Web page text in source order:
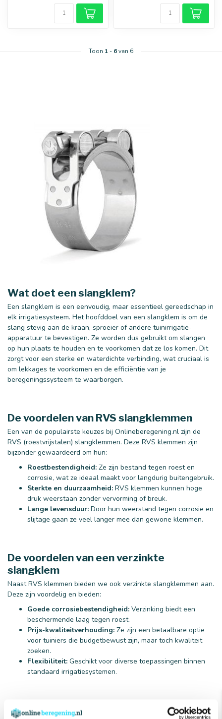
Toon 1 - 6van 6
Wat doet een slangklem?
Een slangklem is een eenvoudig, maar essentieel gereedschap in
elk irrigatiesysteem. Het hoofddoel van een slangklem is om de
slang stevig aan de kraan, sproeier of andere tuinirrigatie-
apparatuur te bevestigen. Ze worden dus gebruikt om slangen
op hun plaats te houden en te voorkomen dat ze los komen. Dit
zorgt voor een sterke en waterdichte verbinding, wat cruciaal is
om lekkages te voorkomen en de efficiëntie van je
beregeningssysteem te waarborgen.
De voordelen van RVS slangklemmen
Een van de populairste keuzes bij Onlineberegening.nl zijn de
RVS (roestvrijstalen) slangklemmen. Deze RVS klemmen zijn
bijzonder gewaardeerd om hun:
Roestbestendigheid: Ze zijn bestand tegen roest en
corrosie, wat ze ideaal maakt voor langdurig buitengebruik.
Sterkte en duurzaamheid: RVS klemmen kunnen hoge
druk weerstaan zonder vervorming of breuk.
Lange levensduur: Door hun weerstand tegen corrosie en
slijtage gaan ze veel langer mee dan gewone klemmen.
De voordelen van een verzinkte
slangklem
Naast RVS klemmen bieden we ook verzinkte slangklemmen aan.
Deze zijn voordelig en bieden:
Goede corrosiebestendigheid: Verzinking biedt een
beschermende laag tegen roest.
Prijs-kwaliteitverhouding: Ze zijn een betaalbare optie
voor tuiniers die budgetbewust zijn, maar toch kwaliteit
zoeken.
Flexibiliteit: Geschikt voor diverse toepassingen binnen
standaard irrigatiesystemen.
Welke formaten slangklemmen zijn er?
25 mm 32 mm